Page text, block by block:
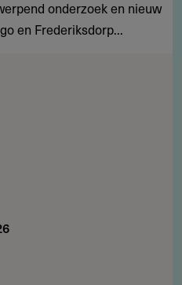
onderzoek en nieuw
en Frederiksdorp...